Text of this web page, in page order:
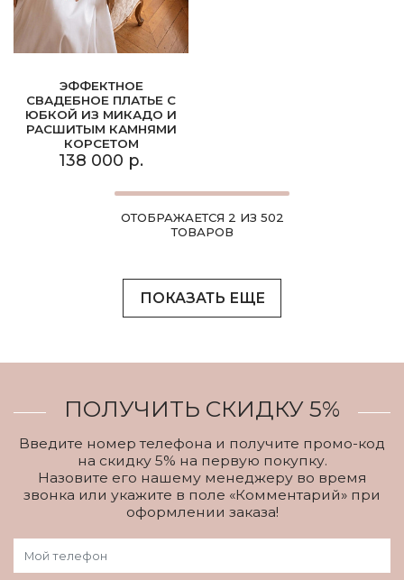
ЭФФЕКТНОЕ
СВАДЕБНОЕ ПЛАТЬЕ С
ЮБКОЙ ИЗ МИКАДО И
РАСШИТЫМ КАМНЯМИ
КОРСЕТОМ
138 000 р.
ОТОБРАЖАЕТСЯ 2 ИЗ 502
ТОВАРОВ
ПОКАЗАТЬ ЕЩЕ
ПОЛУЧИТЬ СКИДКУ 5%
Введите номер телефона и получите промо-код
на скидку 5% на первую покупку.
Назовите его нашему менеджеру во время
звонка или укажите в поле «Комментарий» при
оформлении заказа!